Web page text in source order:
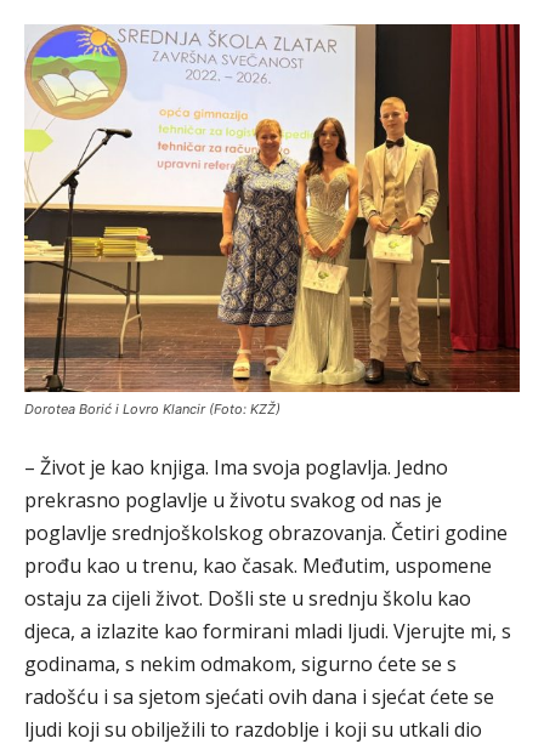
Dorotea Borić i Lovro Klancir (Foto: KZŽ)
– Život je kao knjiga. Ima svoja poglavlja. Jedno
prekrasno poglavlje u životu svakog od nas je
poglavlje srednjoškolskog obrazovanja. Četiri godine
prođu kao u trenu, kao časak. Međutim, uspomene
ostaju za cijeli život. Došli ste u srednju školu kao
djeca, a izlazite kao formirani mladi ljudi. Vjerujte mi, s
godinama, s nekim odmakom, sigurno ćete se s
radošću i sa sjetom sjećati ovih dana i sjećat ćete se
ljudi koji su obilježili to razdoblje i koji su utkali dio